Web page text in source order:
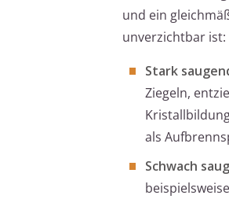
und ein
unverzichtbar ist:
Stark
Ziegeln,
als
Schwach